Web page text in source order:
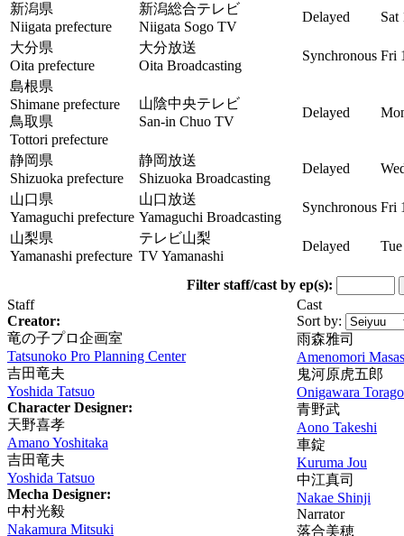
新潟県
Niigata prefecture
新潟総合テレビ
Niigata Sogo TV
Delayed
Sat
大分県
Oita prefecture
大分放送
Oita Broadcasting
Synchronous Fri
島根県
Shimane prefecture
鳥取県
Tottori prefecture
山陰中央テレビ
San-in Chuo TV
Delayed
静岡県
Shizuoka prefecture
静岡放送
Shizuoka Broadcasting
Delayed
山口県
Yamaguchi prefecture
山口放送
Yamaguchi Broadcasting
Synchronous Fri
山梨県
Yamanashi prefecture
テレビ山梨
TV Yamanashi
Delayed
Filter staff/cast by ep(s):
Staff
Creator:
竜の子プロ企画室
Tatsunoko Pro Planning Center
吉田竜夫
Yoshida Tatsuo
Character Designer:
天野喜孝
Amano Yoshitaka
吉田竜夫
Yoshida Tatsuo
Mecha Designer:
中村光毅
Nakamura Mitsuki
Cast
Sort by:
雨森雅司
Amenomori
鬼河原虎五郎
Onigawara
青野武
Aono Takeshi
車錠
Kuruma Jou
中江真司
Nakae Shinji
Narrator
落合美穂